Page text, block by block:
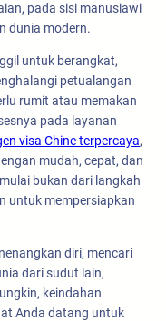
pada sisi manusiawi
dunia modern.
untuk berangkat,
petualangan
rumit atau memakan
pada layanan
visa Chine terpercaya,
mudah, cepat, dan
bukan dari langkah
untuk mempersiapkan
diri, mencari
dari sudut lain,
keindahan
Anda datang untuk